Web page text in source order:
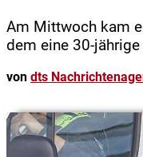
Am Mittwoch kam
dem eine 30-
von dts